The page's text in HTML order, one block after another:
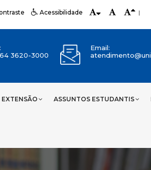
Acessibilidade |
64 3620-3000
Email:
EXTENSÃO ASSUNTOS ESTUDANTIS